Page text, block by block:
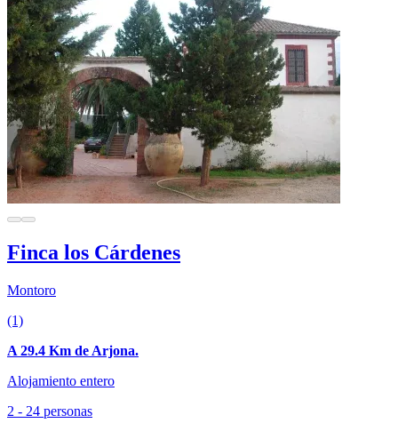
Finca los Cárdenes
Montoro
(1)
A 29.4 Km de Arjona.
Alojamiento entero
2 - 24 personas